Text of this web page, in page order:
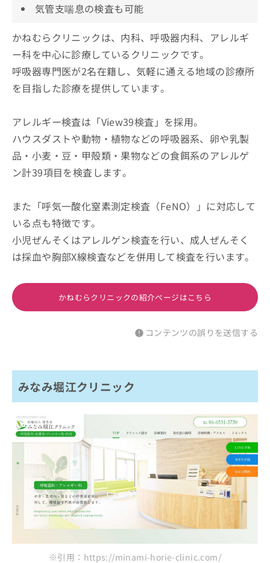
気管支喘息の検査も可能
かねむらクリニックは、内科、呼吸器内科、アレルギ
ー科を中心に診療しているクリニックです。
呼吸器専門医が2名在籍し、気軽に通える地域の診療所
を目指した診療を提供しています。
アレルギー検査は「View39検査」を採用。
ハウスダストや動物・植物などの呼吸器系、卵や乳製
品・小麦・豆・甲殻類・果物などの食餌系のアレルゲ
ン計39項目を検査します。
また「呼気一酸化窒素測定検査（FeNO）」に対応して
いる点も特徴です。
小児ぜんそくはアレルゲン検査を行い、成人ぜんそく
は採血や胸部X線検査などを併用して検査を行います。
かねむらクリニックの紹介ページはこちら
コンテンツの誤りを送信する
みなみ堀江クリニック
※引用：https://minami-horie-clinic.com/